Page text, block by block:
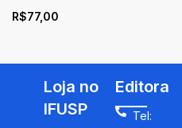
de Sapatos, do GPS às
R$77,00
Loja no
IFUSP
Editora
Tel: